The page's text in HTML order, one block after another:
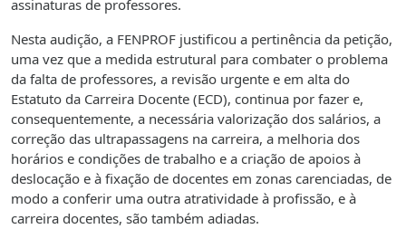
assinaturas de professores.
Nesta audição, a FENPROF justificou a pertinência da petição,
uma vez que a medida estrutural para combater o problema
da falta de professores, a revisão urgente e em alta do
Estatuto da Carreira Docente (ECD), continua por fazer e,
consequentemente, a necessária valorização dos salários, a
correção das ultrapassagens na carreira, a melhoria dos
horários e condições de trabalho e a criação de apoios à
deslocação e à fixação de docentes em zonas carenciadas, de
modo a conferir uma outra atratividade à profissão, e à
carreira docentes, são também adiadas.